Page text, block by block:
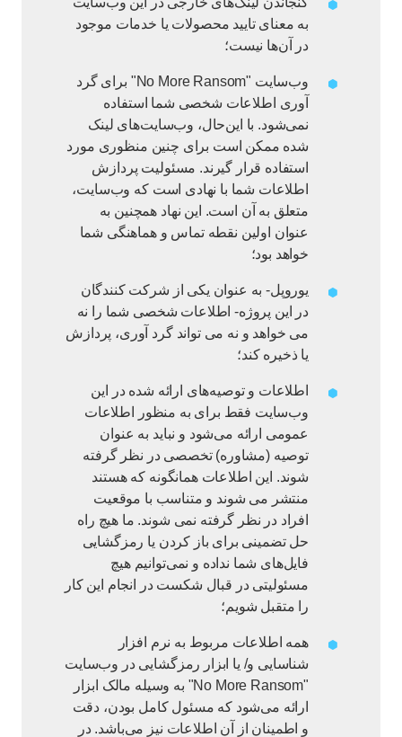
به معنای تایید محصولات یا خدمات موجود
در آن‌ها نیست؛
وب‌سایت "No More Ransom" برای گرد
آوری اطلاعات شخصی شما استفاده
نمی‌شود. با این‌حال، وب‌سایت‌های لینک
شده ممکن است برای چنین منظوری مورد
استفاده قرار گیرند. مسئولیت پردازش
اطلاعات شما با نهادی است که وب‌سایت،
متعلق به آن است. این نهاد همچنین به
عنوان اولین نقطه تماس و هماهنگی شما
خواهد بود؛
یوروپل- به عنوان یکی از شرکت کنندگان
در این پروژه- اطلاعات شخصی شما را نه
می خواهد و نه می تواند گرد آوری، پردازش
یا ذخیره کند؛
اطلاعات و توصیه‌های ارائه شده در این
وب‌سایت فقط برای به منظور اطلاعات
عمومی ارائه می‌شود و نباید به عنوان
توصیه (مشاوره) تخصصی در نظر گرفته
شوند. این اطلاعات همانگونه که هستند
منتشر می شوند و متناسب با موقعیت
افراد در نظر گرفته نمی شوند. ما هیچ راه
حل تضمینی برای باز کردن یا رمزگشایی
فایل‌های شما نداده و نمی‌توانیم هیچ
مسئولیتی در قبال شکست در انجام این کار
را متقبل شویم؛
همه اطلاعات مربوط به نرم افزار
شناسایی و/ یا ابزار رمزگشایی در وب‌سایت
"No More Ransom" به وسیله مالک ابزار
ارائه می‌شود که مسئول کامل بودن، دقت
و اطمینان از آن اطلاعات نیز می‌باشد. در